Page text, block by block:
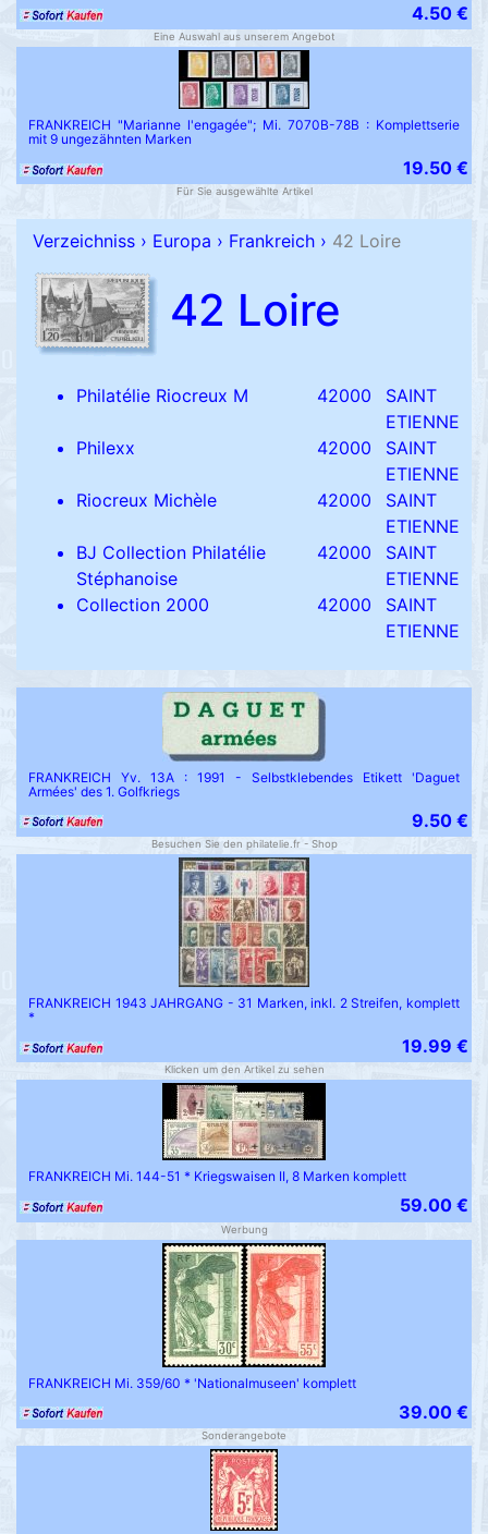
4.50 €
Eine Auswahl aus unserem Angebot
FRANKREICH "Marianne l'engagée"; Mi. 7070B-78B : Komplettserie
mit 9 ungezähnten Marken
19.50 €
Für Sie ausgewählte Artikel
Verzeichniss › Europa › Frankreich › 42 Loire
42 Loire
Philatélie Riocreux M 42000
SAINT
ETIENNE
Philexx
42000
SAINT
ETIENNE
Riocreux Michèle
42000
SAINT
ETIENNE
BJ Collection Philatélie
Stéphanoise
42000
SAINT
ETIENNE
Collection 2000
42000
SAINT
ETIENNE
FRANKREICH Yv. 13A : 1991 - Selbstklebendes Etikett 'Daguet
Armées' des 1. Golfkriegs
9.50 €
Besuchen Sie den philatelie.fr - Shop
FRANKREICH 1943 JAHRGANG - 31 Marken, inkl. 2 Streifen, komplett
*
19.99 €
Klicken um den Artikel zu sehen
FRANKREICH Mi. 144-51 * Kriegswaisen II, 8 Marken komplett
59.00 €
Werbung
FRANKREICH Mi. 359/60 * 'Nationalmuseen' komplett
39.00 €
Sonderangebote